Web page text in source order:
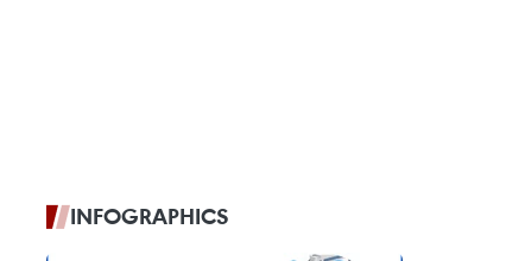
INFOGRAPHICS